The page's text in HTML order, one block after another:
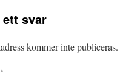
ett svar
kommer inte publiceras.
*